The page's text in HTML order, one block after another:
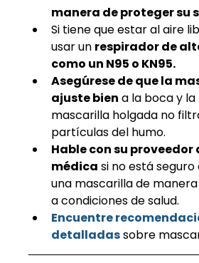
manera de proteger su
Si tiene que estar al aire
usar un respirador de
como un N95 o KN95.
Asegúrese de que la
ajuste bien a la boca y la
mascarilla holgada no
partículas del humo.
Hable con su
médica si no está
una mascarilla de
a condiciones de salud.
Encuentre
detalladas sobre